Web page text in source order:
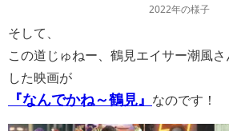
2022年の様子
そして、
この道じゅねー、鶴見エイサー潮風
した映画が
『なんでかね～鶴見』 なのです！